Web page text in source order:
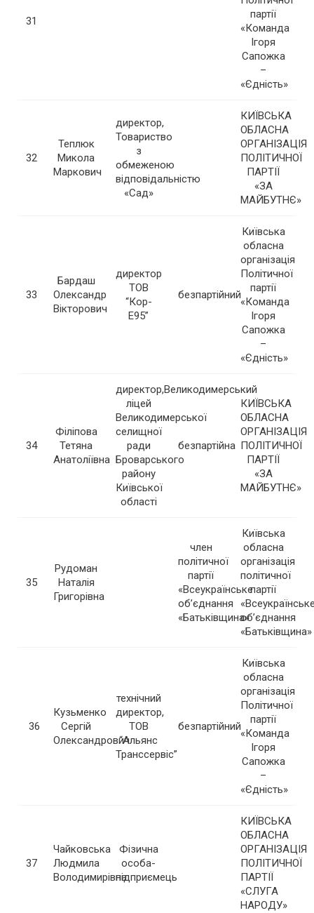
31
партії
«Команда
Ігоря
Сапожка
–
«Єдність»
32
Теплюк
Микола
Маркович
директор,
Товариство
з
обмеженою
відповідальністю
«Сад»
КИЇВСЬКА
ОБЛАСНА
ОРГАНІЗАЦІЯ
ПОЛІТИЧНОЇ
ПАРТІЇ
«ЗА
МАЙБУТНЄ»
33
Бардаш
Олександр
Вікторович
директор
ТОВ
“Кор-
Е95”
безпартійний
Київська
обласна
організація
Політичної
партії
«Команда
Ігоря
Сапожка
–
«Єдність»
34
Філіпова
Тетяна
Анатоліївна
директор,Великодимерський
ліцей
Великодимерської
селищної
ради
Броварського
району
Київської
області
безпартійна
КИЇВСЬКА
ОБЛАСНА
ОРГАНІЗАЦІЯ
ПОЛІТИЧНОЇ
ПАРТІЇ
«ЗА
МАЙБУТНЄ»
35
Рудоман
Наталія
Григорівна
член
політичної
партії
«Всеукраїнське
об’єднання
«Батьківщина»
Київська
обласна
організація
політичної
партії
об’єднання
«Батьківщина»
36
Кузьменко
Сергій
Олександрович
технічний
директор,
ТОВ
“Альянс
Транссервіс”
безпартійний
Київська
обласна
організація
Політичної
партії
«Команда
Ігоря
Сапожка
–
«Єдність»
37
Чайковська
Людмила
Володимирівна
Фізична
особа-
підприємець
КИЇВСЬКА
ОБЛАСНА
ОРГАНІЗАЦІЯ
ПОЛІТИЧНОЇ
ПАРТІЇ
«СЛУГА
НАРОДУ»